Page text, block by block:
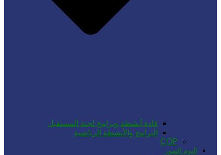
قادة أنشطة وبرامج لجنة المستقبل
البرامج والأنشطة الرياضية
COP
البوم الصور